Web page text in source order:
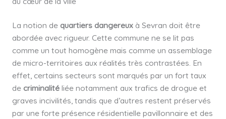
La notion de quartiers dangereuxà Sevran doit être
abordée avec rigueur. Cette commune ne se lit pas
comme un tout homogène mais comme un assemblage
de micro-territoires aux réalités très contrastées. En
effet, certains secteurs sont marqués par un fort taux
de criminalitéliée notamment aux trafics de drogue et
graves incivilités, tandis que d’autres restent préservés
par une forte présence résidentielle pavillonnaire et des